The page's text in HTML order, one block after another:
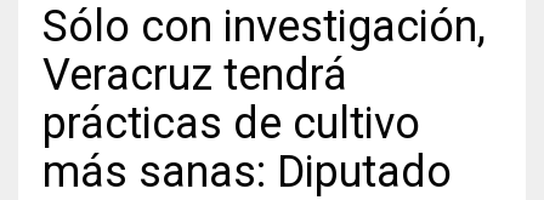
Sólo con investigación,
Veracruz tendrá
prácticas de cultivo
más sanas: Diputado